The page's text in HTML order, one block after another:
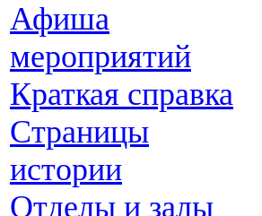
Афиша
мероприятий
Краткая справка
Страницы
истории
Отделы и залы